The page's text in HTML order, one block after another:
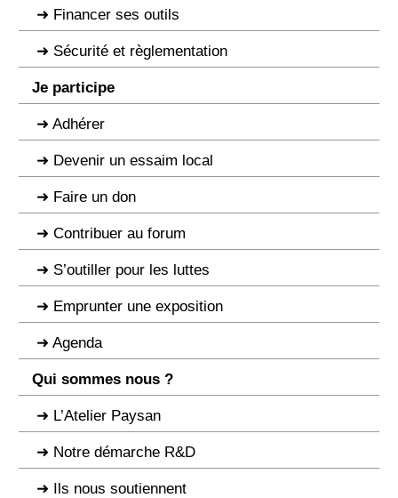
Financer ses outils
Sécurité et règlementation
Je participe
Adhérer
Devenir un essaim local
Faire un don
Contribuer au forum
S’outiller pour les luttes
Emprunter une exposition
Agenda
Qui sommes nous ?
L’Atelier Paysan
Notre démarche R&D
Ils nous soutiennent